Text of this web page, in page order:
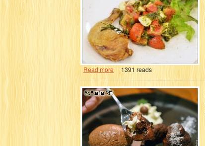
Read more 1391 reads